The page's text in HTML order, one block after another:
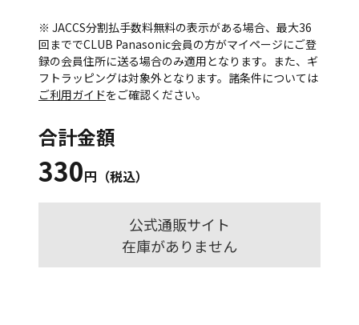
※ JACCS分割払手数料無料の表示がある場合、最大36
回まででCLUB Panasonic会員の方がマイページにご登
録の会員住所に送る場合のみ適用となります。また、ギ
フトラッピングは対象外となります。諸条件については
ご利用ガイドをご確認ください。
合計金額
330円（税込）
公式通販サイト
在庫がありません